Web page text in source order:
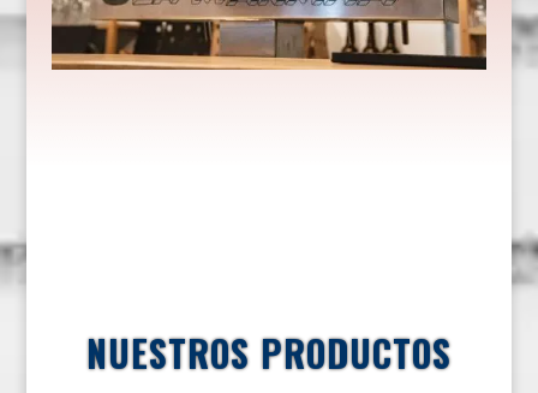
NUESTROS PRODUCTOS